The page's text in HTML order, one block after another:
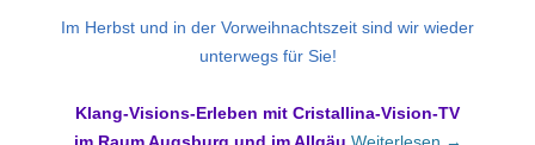
Im Herbst und in der Vorweihnachtszeit sind wir wieder
unterwegs für Sie!
Klang-Visions-Erleben mit Cristallina-Vision-TV